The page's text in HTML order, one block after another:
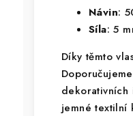
Návin:
Síla: 5
Díky těmto
jemné textilní